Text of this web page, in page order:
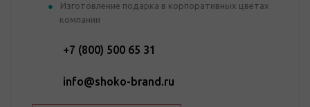
Изготовление подарка в корпоративных цветах
компании
+7 (800) 500 65 31
info@shoko-brand.ru